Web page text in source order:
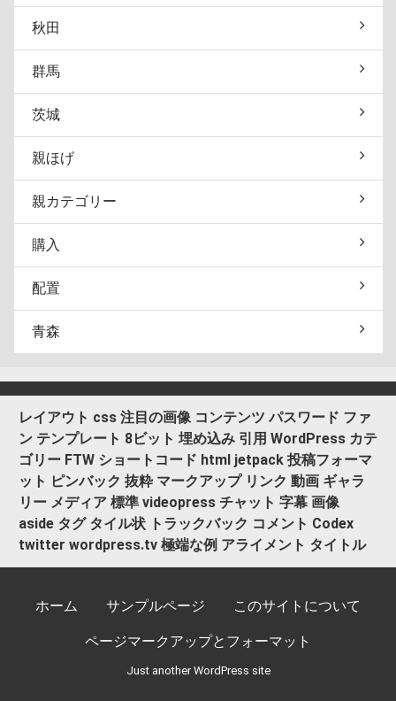
秋田
群馬
茨城
親ほげ
親カテゴリー
購入
配置
青森
レイアウト css 注目の画像 コンテンツ パスワード ファ
ン テンプレート 8ビット 埋め込み 引用 WordPress カテ
ゴリー FTW ショートコード html jetpack 投稿フォーマ
ット ピンバック 抜粋 マークアップ リンク 動画 ギャラ
リー メディア 標準 videopress チャット 字幕 画像
aside タグ タイル状 トラックバック コメント Codex
twitter wordpress.tv 極端な例 アライメント タイトル
ホーム サンプルページ このサイトについて
ページマークアップとフォーマット
Just another WordPress site